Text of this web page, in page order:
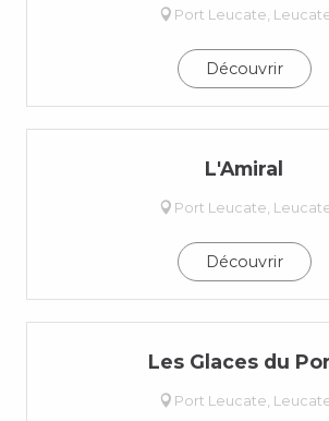
Port Leucate,
Découvrir
L'Amiral
Port Leucate,
Découvrir
Les Glaces du
Port Leucate,